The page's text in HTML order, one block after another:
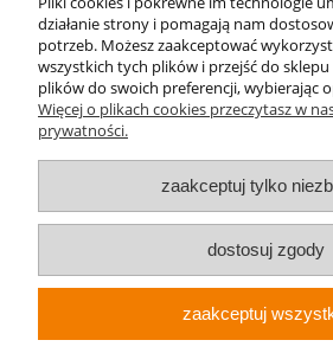
sklep@notopstryk.pl
działanie strony i pomagają nam
potrzeb. Możesz zaakceptować
wszystkich tych plików i przejść do
plików do swoich preferencji, wybierając
Więcej o plikach cookies przeczytasz w
prywatności.
zaakceptuj tylko
dostosuj zgody
zaakceptuj